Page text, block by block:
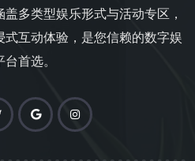
多类型娱乐形式与活动专区，
式互动体验，是您信赖的数字娱
台首选。